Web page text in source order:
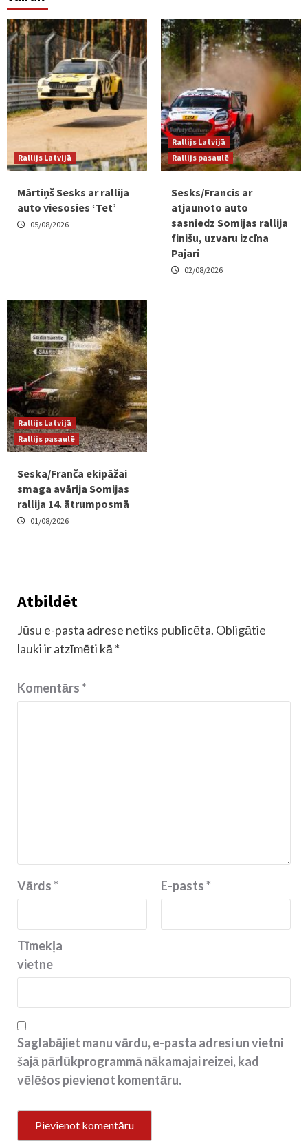
Rallijs Latvijā
Mārtiņš Sesks ar rallija
auto viesosies ‘Tet’
05/08/2026
Rallijs Latvijā
Rallijs pasaulē
Sesks/Francis ar
atjaunoto auto
sasniedz Somijas rallija
finišu, uzvaru izcīna
Pajari
02/08/2026
Rallijs Latvijā
Rallijs pasaulē
Seska/Franča ekipāžai
smaga avārija Somijas
rallija 14. ātrumposmā
01/08/2026
Atbildēt
Jūsu e-pasta adrese netiks publicēta. Obligātie
lauki ir atzīmēti kā *
Komentārs*
Vārds* E-pasts*
Tīmekļa
vietne
Saglabājiet manu vārdu, e-pasta adresi un vietni
šajā pārlūkprogrammā nākamajai reizei, kad
vēlēšos pievienot komentāru.